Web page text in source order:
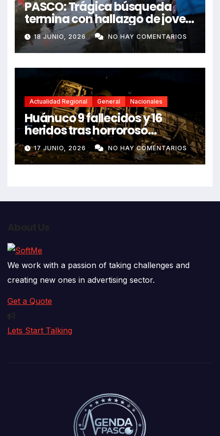
PASCO: Trágica búsqueda
termina con hallazgo de joven
sin vida en Rancas
18 JUNIO, 2026 NO HAY COMENTARIOS
Actualidad Regional General Nacionales
Huánuco 9 fallecidos y 16
heridos tras horroroso
despiste de bus Real Chancas
que impactó contra vivienda
17 JUNIO, 2026 NO HAY COMENTARIOS
We work with a passion of taking challenges and
creating new ones in advertising sector.
Get a Quote
Lets Start Talking